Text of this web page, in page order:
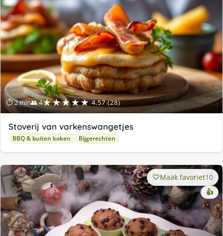
⏱ 2 min👥 4★★★★★ 4.57 (28)
Stoverij van varkenswangetjes
BBQ & buiten koken Bijgerechten
Maak favoriet10
👍